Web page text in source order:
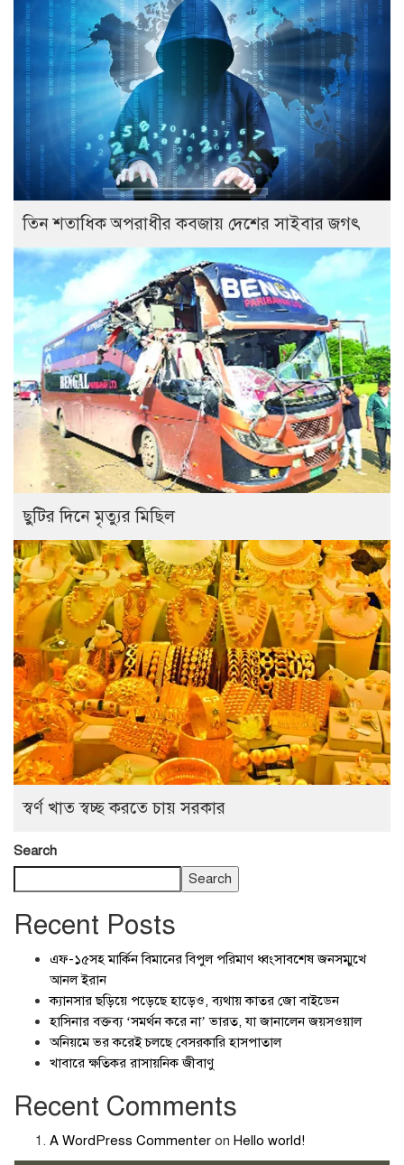
তিন শতাধিক অপরাধীর কবজায় দেশের সাইবার জগৎ
ছুটির দিনে মৃত্যুর মিছিল
স্বর্ণ খাত স্বচ্ছ করতে চায় সরকার
Search
Search
Recent Posts
এফ-১৫সহ মার্কিন বিমানের বিপুল পরিমাণ ধ্বংসাবশেষ জনসম্মুখে
আনল ইরান
ক্যানসার ছড়িয়ে পড়েছে হাড়েও, ব্যথায় কাতর জো বাইডেন
হাসিনার বক্তব্য ‘সমর্থন করে না’ ভারত, যা জানালেন জয়সওয়াল
অনিয়মে ভর করেই চলছে বেসরকারি হাসপাতাল
খাবারে ক্ষতিকর রাসায়নিক জীবাণু
Recent Comments
A WordPress Commenter on Hello world!